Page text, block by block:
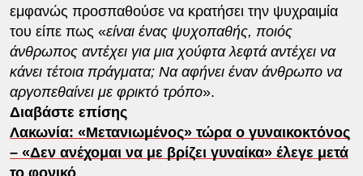
εμφανώς προσπαθούσε να κρατήσει την ψυχραιμία
του είπε πως «είναι ένας ψυχοπαθής, ποιός
άνθρωπος αντέχει για μια χούφτα λεφτά αντέχει να
κάνει τέτοια πράγματα; Να αφήνει έναν άνθρωπο να
αργοπεθαίνει με φρικτό τρόπο».
Διαβάστε επίσης
Λακωνία: «Μετανιωμένος» τώρα ο γυναικοκτόνος
– «Δεν ανέχομαι να με βρίζει γυναίκα» έλεγε μετά
το φονικό